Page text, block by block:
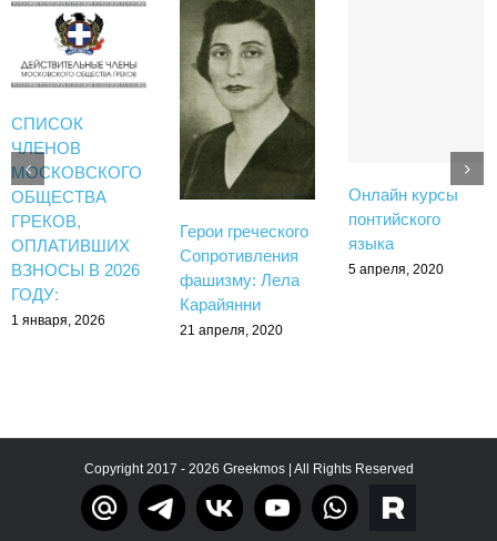
СПИСОК
ЧЛЕНОВ
МОСКОВСКОГО
ОБЩЕСТВА
ГРЕКОВ,
ОПЛАТИВШИХ
ВЗНОСЫ В 2026
ГОДУ:
1 января, 2026
Герои греческого
Сопротивления
фашизму: Лела
Карайянни
21 апреля, 2020
Онлайн курсы
понтийского
языка
5 апреля, 2020
Copyright 2017 - 2026 Greekmos | All Rights Reserved
Тelegram rutube